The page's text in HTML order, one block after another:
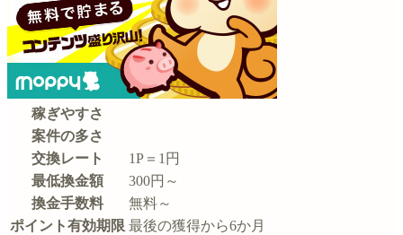
稼ぎやすさ
案件の多さ
交換レート
1P＝1円
最低換金額
300円～
換金手数料
無料～
ポイント有効期限 最後の獲得から6か月